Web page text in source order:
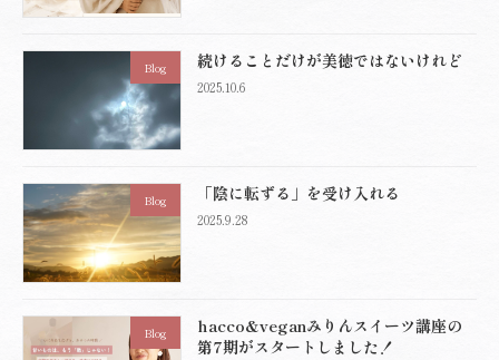
Blog 続けることだけが美徳ではないけれど
2025.10.6
Blog 「陰に転ずる」を受け入れる
2025.9.28
Blog
hacco&veganみりんスイーツ講座の
第7期がスタートしました！